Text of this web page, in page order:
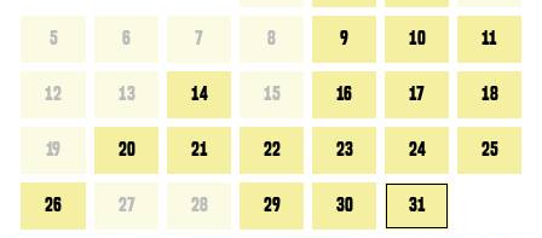
5 6 7 8 9 10 11
12 13 14 15 16 17 18
19 20 21 22 23 24 25
26 27 28 29 30 31